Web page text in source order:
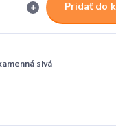
Pridať do
sivá